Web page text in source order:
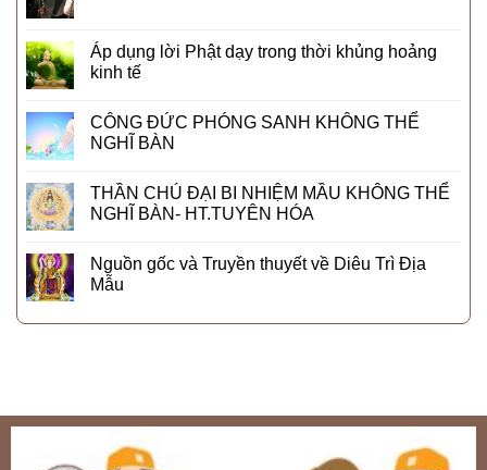
Áp dụng lời Phật dạy trong thời khủng hoảng
kinh tế
CÔNG ĐỨC PHÓNG SANH KHÔNG THỂ
NGHĨ BÀN
THẦN CHÚ ĐẠI BI NHIỆM MẦU KHÔNG THỂ
NGHĨ BÀN- HT.TUYÊN HÓA
Nguồn gốc và Truyền thuyết về Diêu Trì Địa
Mẫu